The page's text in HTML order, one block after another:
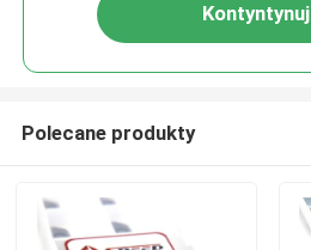
Kontyntynuj
Polecane produkty